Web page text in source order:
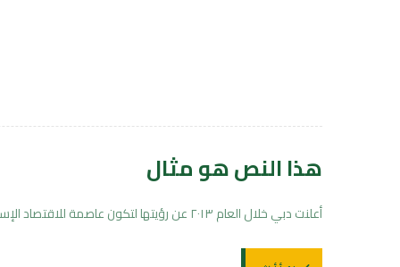
هذا النص هو مثال
أعلنت دبي خلال العام ٢٠١٣ عن رؤيتها لتكون عاصمة للاقتصاد الإسلامي. فالمبادئ الإسلامية تلعب دوراً أساسيا ً اليوم في بيئة ...